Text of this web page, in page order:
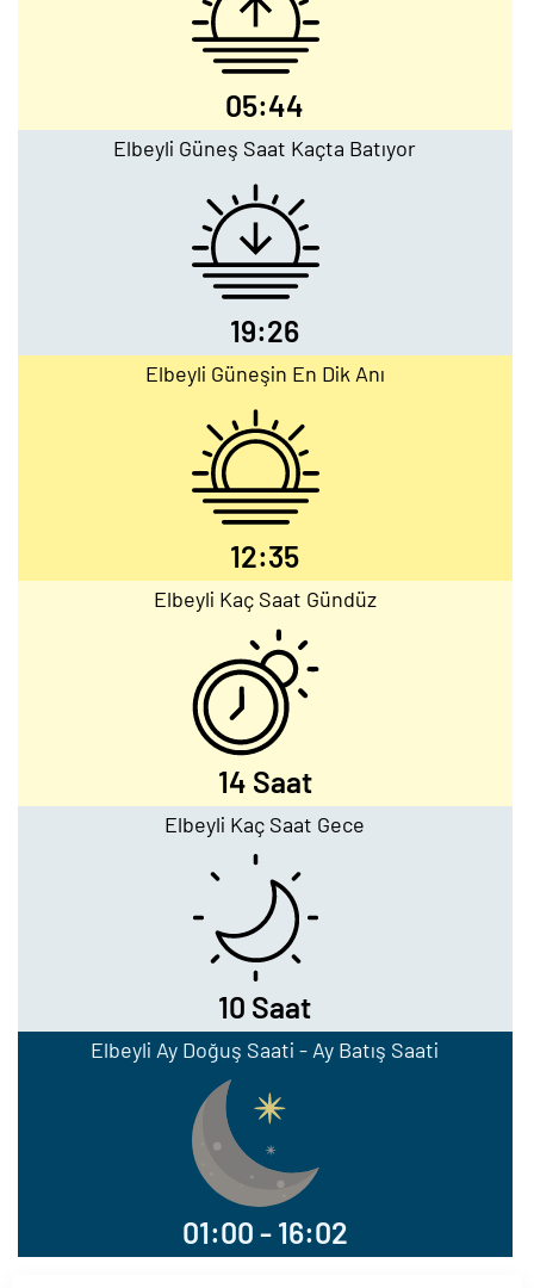
05:44
Elbeyli Güneş Saat Kaçta Batıyor
19:26
Elbeyli Güneşin En Dik Anı
12:35
Elbeyli Kaç Saat Gündüz
14 Saat
Elbeyli Kaç Saat Gece
10 Saat
Elbeyli Ay Doğuş Saati - Ay Batış Saati
01:00 - 16:02